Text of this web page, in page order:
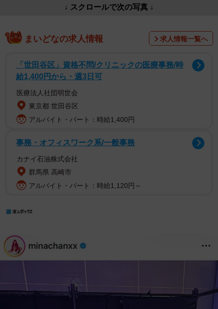
↓ スクロールで次の写真 ↓
まいどなの求人情報 求人情報一覧へ
「世田谷区」資格不問/クリニックの医療事務/時
給1,400円から・週3日可
医療法人社団明世会
東京都 世田谷区
アルバイト・パート：時給1,400円
事務・オフィスワーク系/一般事務
カナイ石油株式会社
群馬県 高崎市
アルバイト・パート：時給1,120円～